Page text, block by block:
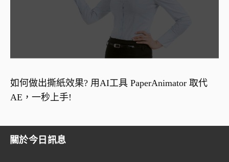
如何做出撕紙效果? 用AI工具 PaperAnimator 取代
AE，一秒上手!
關於今日訊息